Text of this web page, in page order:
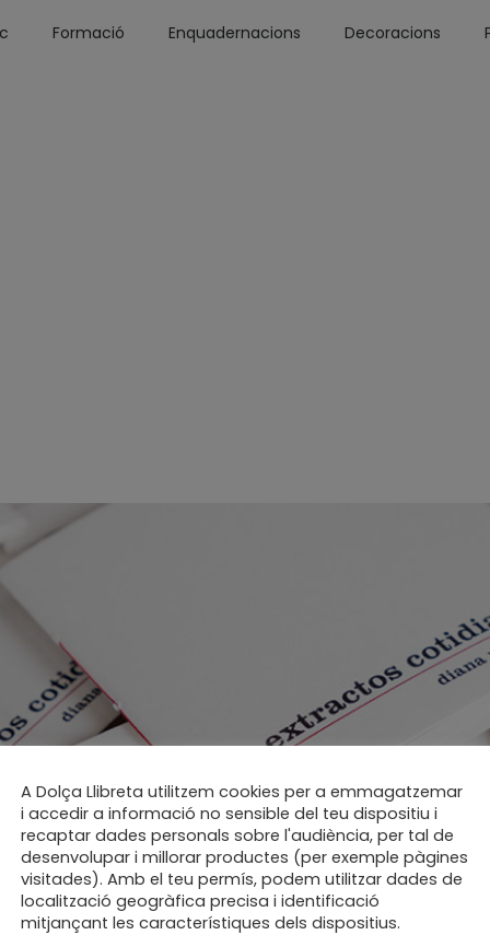
Formació Enquadernacions Decoracions
15.11 nova
A Dolça Llibreta utilitzem cookies per a emmagatzemar
i accedir a informació no sensible del teu dispositiu i
recaptar dades personals sobre l'audiència, per tal de
desenvolupar i millorar productes (per exemple pàgines
visitades). Amb el teu permís, podem utilitzar dades de
localització geogràfica precisa i identificació
mitjançant les característiques dels dispositius.